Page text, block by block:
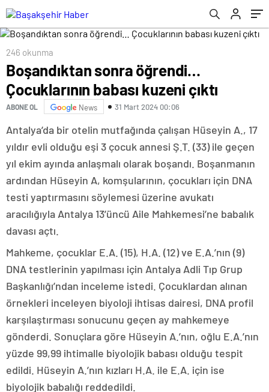
246 okunma
Boşandıktan sonra öğrendi…
Çocuklarının babası kuzeni çıktı
ABONE OL News 31 Mart 2024 00:06
Antalya’da bir otelin mutfağında çalışan Hüseyin A., 17
yıldır evli olduğu eşi 3 çocuk annesi Ş.T. (33) ile geçen
yıl ekim ayında anlaşmalı olarak boşandı. Boşanmanın
ardından Hüseyin A, komşularının, çocukları için DNA
testi yaptırmasını söylemesi üzerine avukatı
aracılığıyla Antalya 13’üncü Aile Mahkemesi’ne babalık
davası açtı.
Mahkeme, çocuklar E.A. (15), H.A. (12) ve E.A.’nın (9)
DNA testlerinin yapılması için Antalya Adli Tıp Grup
Başkanlığı’ndan inceleme istedi. Çocuklardan alınan
örnekleri inceleyen biyoloji ihtisas dairesi, DNA profil
karşılaştırması sonucunu geçen ay mahkemeye
gönderdi. Sonuçlara göre Hüseyin A.’nın, oğlu E.A.’nın
yüzde 99,99 ihtimalle biyolojik babası olduğu tespit
edildi. Hüseyin A.’nın kızları H.A. ile E.A. için ise
biyolojik babalığı reddedildi.